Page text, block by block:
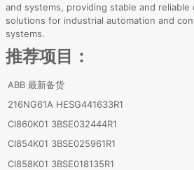
and systems, providing stable and reliable
solutions for industrial automation and
systems.
推荐项目：
ABB 最新备货
216NG61A HESG441633R1
CI860K01 3BSE032444R1
CI854K01 3BSE025961R1
CI858K01 3BSE018135R1